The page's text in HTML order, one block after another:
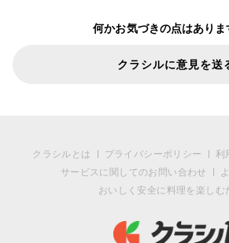
何かお気づきの点はありま
クラシルに意見を送
クラシルとは プライバシーポリシー 利
サービスに関してのお問い合わせ
おいしく安全に料理を楽しむ